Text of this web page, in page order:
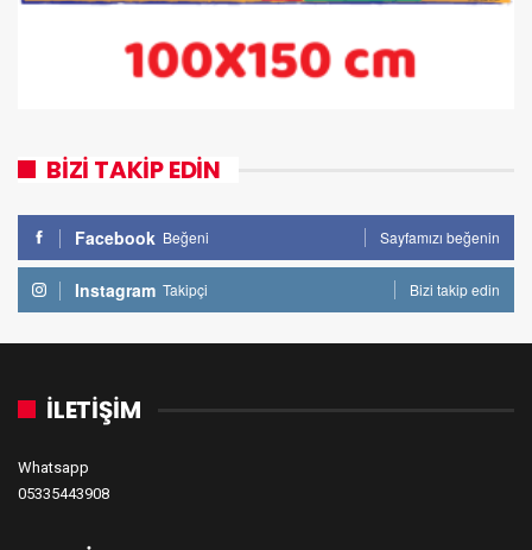
BİZİ TAKİP EDİN
Facebook Beğeni Sayfamızı beğenin
Instagram Takipçi Bizi takip edin
İLETİŞİM
Whatsapp
05335443908